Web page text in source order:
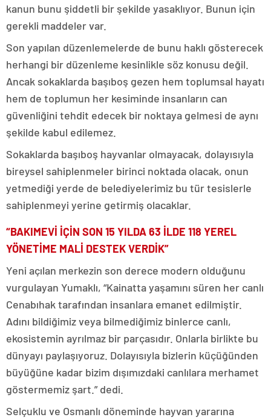
kanun bunu şiddetli bir şekilde yasaklıyor. Bunun için
gerekli maddeler var.
Son yapılan düzenlemelerde de bunu haklı gösterecek
herhangi bir düzenleme kesinlikle söz konusu değil.
Ancak sokaklarda başıboş gezen hem toplumsal hayatı
hem de toplumun her kesiminde insanların can
güvenliğini tehdit edecek bir noktaya gelmesi de aynı
şekilde kabul edilemez.
Sokaklarda başıboş hayvanlar olmayacak, dolayısıyla
bireysel sahiplenmeler birinci noktada olacak, onun
yetmediği yerde de belediyelerimiz bu tür tesislerle
sahiplenmeyi yerine getirmiş olacaklar.
“BAKIMEVİ İÇİN SON 15 YILDA 63 İLDE 118 YEREL
YÖNETİME MALİ DESTEK VERDİK”
Yeni açılan merkezin son derece modern olduğunu
vurgulayan Yumaklı, “Kainatta yaşamını süren her canlı
Cenabıhak tarafından insanlara emanet edilmiştir.
Adını bildiğimiz veya bilmediğimiz binlerce canlı,
ekosistemin ayrılmaz bir parçasıdır. Onlarla birlikte bu
dünyayı paylaşıyoruz. Dolayısıyla bizlerin küçüğünden
büyüğüne kadar bizim dışımızdaki canlılara merhamet
göstermemiz şart.” dedi.
Selçuklu ve Osmanlı döneminde hayvan yararına